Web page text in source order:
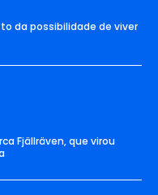
da possibilidade de viver
Fjällräven, que virou